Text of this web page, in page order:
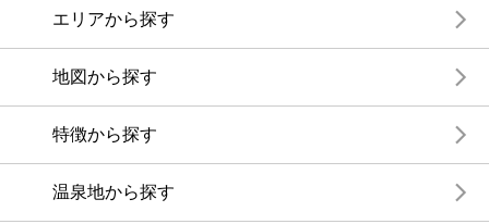
エリアから探す
地図から探す
特徴から探す
温泉地から探す